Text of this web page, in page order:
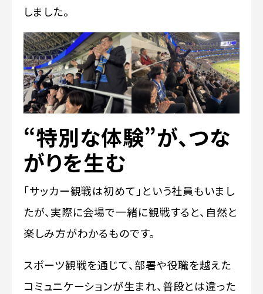
しました。
“特別な体験”が、つな
がりを生む
「サッカー観戦は初めて」という社員もいまし
たが、実際に会場で一緒に観戦すると、自然と
楽しみ方がわかるものです。
スポーツ観戦を通じて、部署や役職を越えた
コミュニケーションが生まれ、普段とは違った